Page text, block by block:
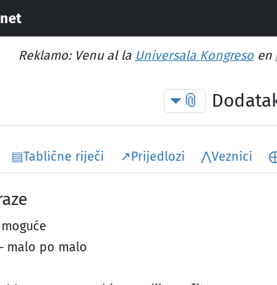
Reklamo: Venu al la Universala Kongresoen
📎
▤Tablične riječi ↗Prijedlozi ⋀Veznici
malo po malo